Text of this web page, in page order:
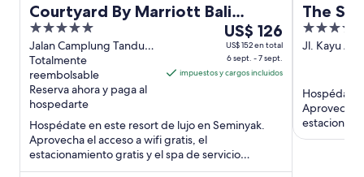
Courtyard By Marriott Bali
Seminyak Resort
5
out
of
5
Jalan Camplung Tanduk
No 103 Sp Seminyak Bali
Totalmente
reembolsable
Reserva ahora y paga al
hospedarte
Del
6
sept
al
el
precio
US$ 126
US$ 152 en total
6 sept. - 7 sept.
impuestos y cargos incluidos
Hospédate en este resort de lujo en Seminyak.
Aprovecha el acceso a wifi gratis, el
estacionamiento gratis y el spa de servicio
completo. Nuestros huéspedes ...
The
Spa
5
out
Jl. Kayu
Hospédate
Aprovecha
Nuestros